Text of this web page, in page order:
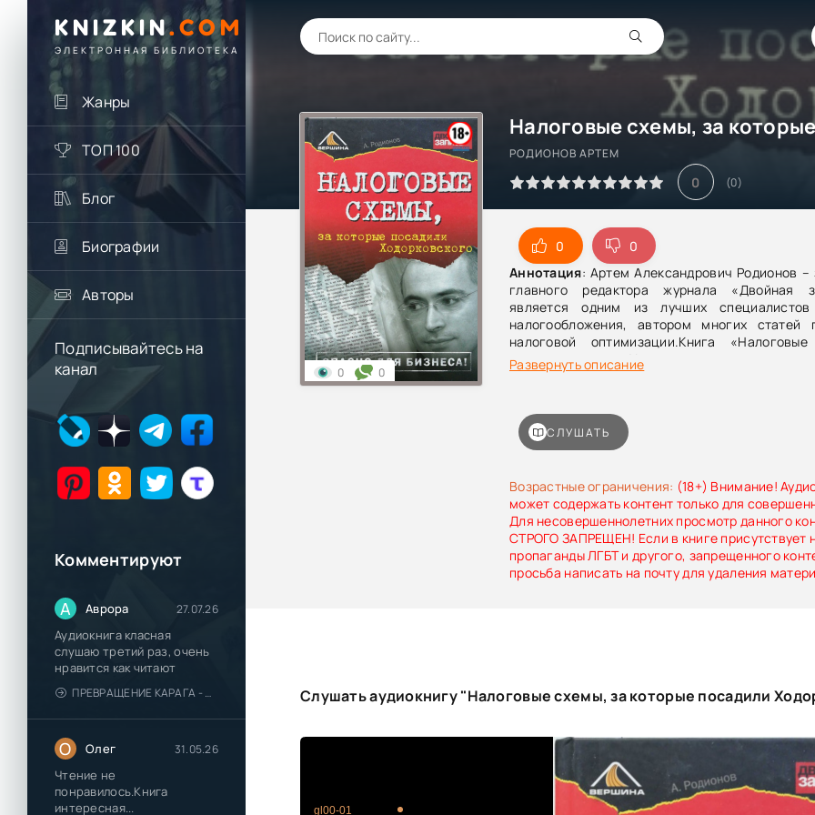
KNIZKIN. COM
ЭЛЕКТРОННАЯ БИБЛИОТЕКА
Жанры
ТОП 100
Блог
Биографии
Авторы
Подписывайтесь на
канал
Комментируют
А Аврора 27.07.26
Аудиокнига класная
слушаю третий раз, очень
нравится как читают
ПРЕВРАЩЕНИЕ КАРАГА - КАТЯ БРАНДИС
О Олег 31.05.26
Чтение не
понравилось.Книга
интересная...
РОДИОНОВ АРТЕМ
0 (0)
0
0
Аннотация: Артем Александрович Родионов –
главного редактора журнала «Двойная
является одним из лучших
налогообложения, автором многих статей
налоговой оптимизации.Книга
которые посадили Ходорковского» - первая
«ЮКОСА» рассматривается с налоговой точки
использованных ЮКОСом.Аудиоверсия
содержит анализ налоговых схем. С
приговора, на основе которых строится
«Вершина».
Развернуть описание
Возрастные ограничения: (18+) Внимание!
может содержать контент только для
Для несовершеннолетних просмотр данного
СТРОГО ЗАПРЕЩЕН! Если в книге присутствует
пропаганды ЛГБТ и другого, запрещенного
просьба написать на почту для удаления
0 0
СЛУШАТЬ
Слушать аудиокнигу "Налоговые схемы, за которые посадили
gl00-01